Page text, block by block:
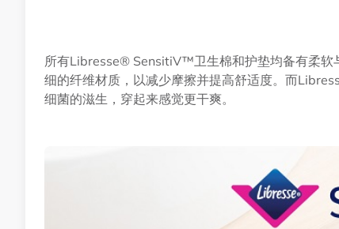
所有Libresse® SensitiV™卫生棉和护垫均备有柔软
细的纤维材质，以减少摩擦并提高舒适度。而
细菌的滋生，穿起来感觉更干爽。